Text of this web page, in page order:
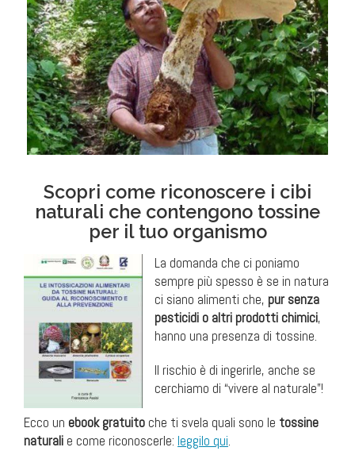
Scopri come riconoscere i cibi
naturali che contengono tossine
per il tuo organismo
La domanda che ci poniamo
sempre più spesso è se in natura
ci siano alimenti che, pur senza
pesticidi o altri prodotti chimici,
hanno una presenza di tossine.
Il rischio è di ingerirle, anche se
cerchiamo di “vivere al naturale”!
Ecco un ebook gratuito che ti svela quali sono le tossine
naturali e come riconoscerle: leggilo qui.